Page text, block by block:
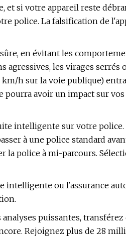
si votre appareil reste
police. La falsification de
en évitant les
agressives, les virages serrés
km/h sur la voie publique)
avoir un impact sur vos
intelligente sur votre police.
à une police standard
la police à mi-parcours.
intelligente ou l'assurance
puissantes, transférez
Rejoignez plus de 28